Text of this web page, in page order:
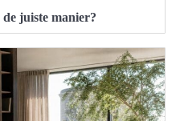
juiste manier?